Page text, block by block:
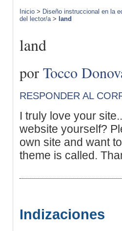
Inicio > Diseño instruccional en la
del lector/a> land
land
por Tocco
RESPONDER AL
I truly love your
website yourself?
own site and want
theme is called.
Indizaciones